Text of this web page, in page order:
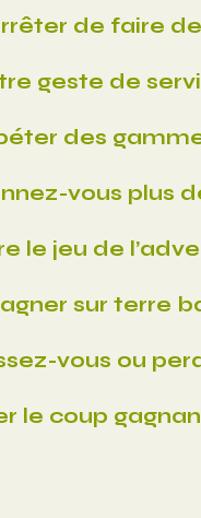
de faire
geste de
des
vous plus
le jeu de
sur terre
vous ou
le coup